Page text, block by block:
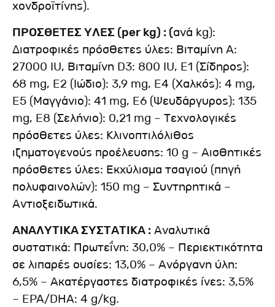
χονδροϊτίνης).
ΠΡΟΣΘΕΤΕΣ ΥΛΕΣ (per kg) : (ανά kg):
Διατροφικές πρόσθετες ύλες: Βιταμίνη A:
27000 IU, Βιταμίνη D3: 800 IU, E1 (Σίδηρος):
68 mg, E2 (Ιώδιο): 3,9 mg, E4 (Χαλκός): 4 mg,
E5 (Μαγγάνιο): 41 mg, E6 (Ψευδάργυρος): 135
mg, E8 (Σελήνιο): 0,21 mg – Τεχνολογικές
πρόσθετες ύλες: Κλινοπτιλόλιθος
ιζηματογενούς προέλευσης: 10 g – Αισθητικές
πρόσθετες ύλες: Εκχύλισμα τσαγιού (πηγή
πολυφαινολών): 150 mg – Συντηρητικά –
Αντιοξειδωτικά.
ΑΝΑΛΥΤΙΚΑ ΣΥΣΤΑΤΙΚΑ : Αναλυτικά
συστατικά: Πρωτεΐνη: 30,0% – Περιεκτικότητα
σε λιπαρές ουσίες: 13,0% – Ανόργανη ύλη:
6,5% – Ακατέργαστες διατροφικές ίνες: 3,5%
– EPA/DHA: 4 g/kg.